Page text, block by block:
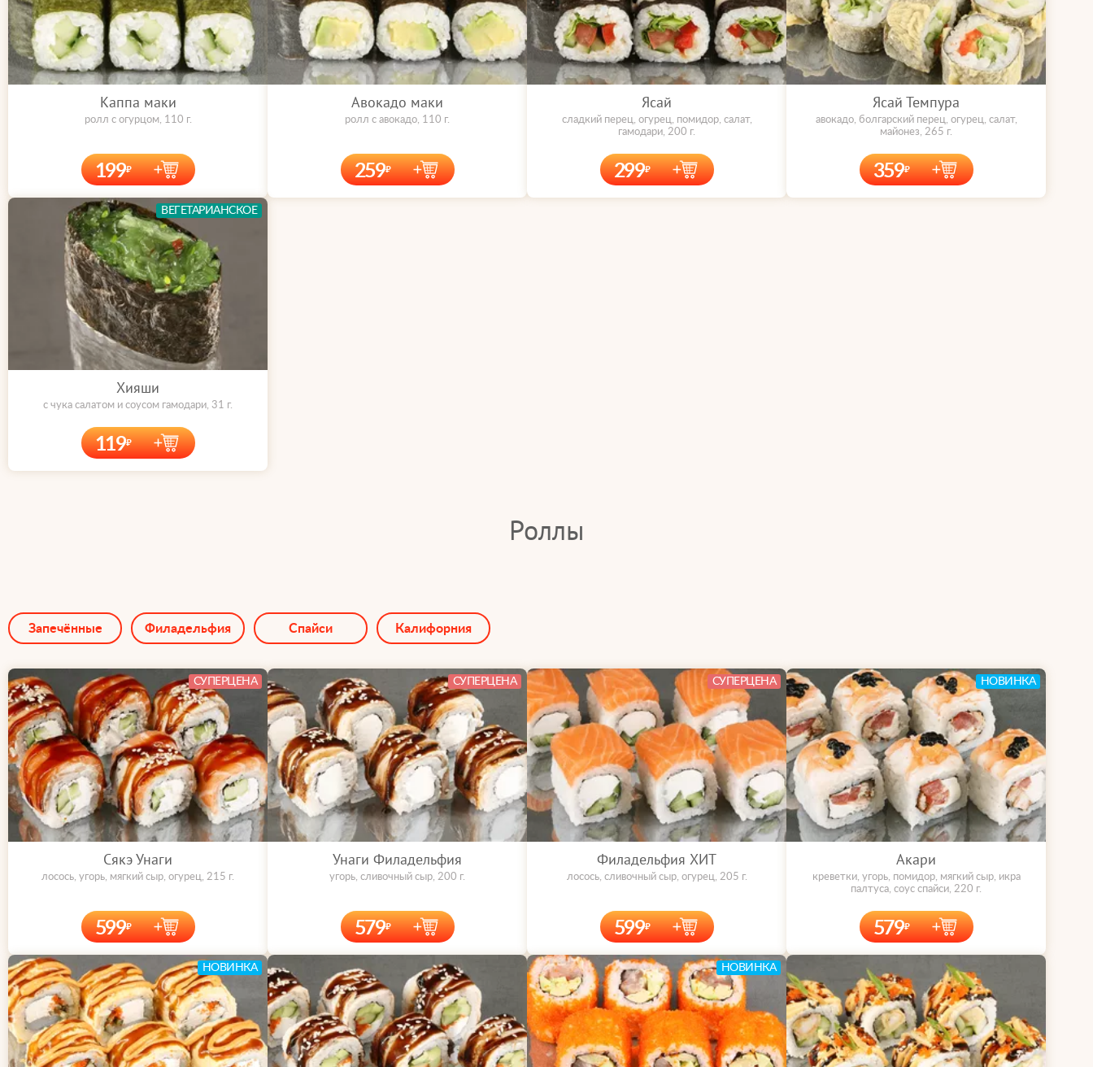
Каппа маки
ролл с огурцом, 110 г.
199
Авокадо маки
ролл с авокадо, 110 г.
259
Ясай
сладкий перец, огурец, помидор, салат,
гамодари, 200 г.
299
Ясай Темпура
авокадо, болгарский перец, огурец, салат,
майонез, 265 г.
359
Хияши
с чука салатом и соусом гамодари, 31 г.
119
ВЕГЕТАРИАНСКОЕ
Роллы
Запечённые Филадельфия Спайси Калифорния
Сякэ Унаги
лосось, угорь, мягкий сыр, огурец, 215 г.
599
СУПЕРЦЕНА
Унаги Филадельфия
угорь, сливочный сыр, 200 г.
579
СУПЕРЦЕНА
Филадельфия ХИТ
лосось, сливочный сыр, огурец, 205 г.
599
СУПЕРЦЕНА
Акари
креветки, угорь, помидор, мягкий сыр, икра
палтуса, соус спайси, 220 г.
579
НОВИНКА
НОВИНКА НОВИНКА